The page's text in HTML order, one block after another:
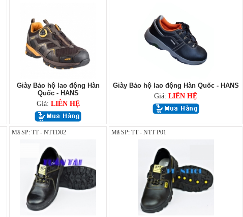
Giày Bảo hộ lao động Hàn
Quốc - HANS
Giá: LIÊN HỆ
Giày Bảo hộ lao động Hàn Quốc - HANS
Giá: LIÊN HỆ
Mã SP: TT - NTTD02 Mã SP: TT - NTT P01